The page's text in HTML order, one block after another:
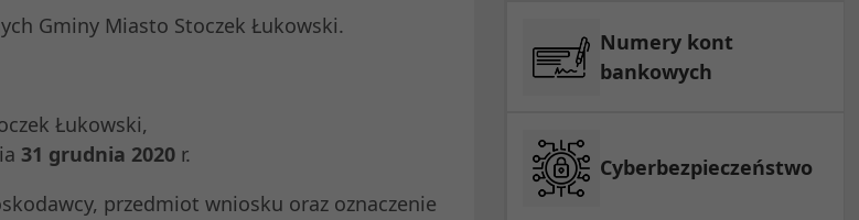
Gminy Miasto Stoczek Łukowski.
Łukowski,
31 grudnia 2020r.
przedmiot wniosku oraz oznaczenie
Numery kont
bankowych
Cyberbezpieczeństwo